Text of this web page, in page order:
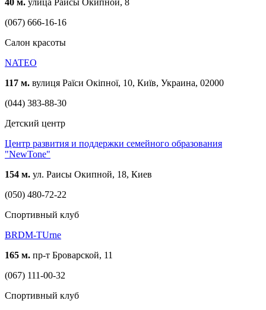
40 м. улица Раисы Окипной, 8
(067) 666-16-16
Cалон красоты
NATEO
117 м. вулиця Раїси Окіпної, 10, Київ, Украина, 02000
(044) 383-88-30
Детский центр
Центр развития и поддержки семейного образования
"NewTone"
154 м. ул. Раисы Окипной, 18, Киев
(050) 480-72-22
Спортивный клуб
BRDM-TUrne
165 м. пр-т Броварской, 11
(067) 111-00-32
Спортивный клуб